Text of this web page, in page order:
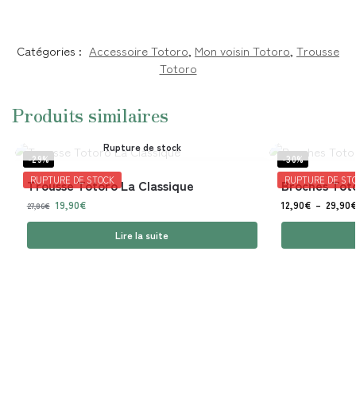
Catégories : Accessoire Totoro, Mon voisin Totoro, Trousse
Totoro
Produits similaires
-29%
RUPTURE DE STOCK
Rupture de stock
Trousse Totoro La Classique
27,86€ 19,90€
Lire la suite
-30%
RUPTURE DE
Broches
12,90€ – 29,90€